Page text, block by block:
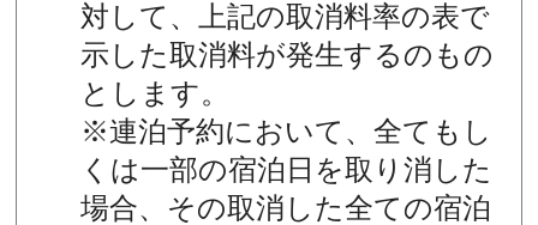
対して、上記の取消料率の表で
示した取消料が発生するのもの
とします。
※連泊予約において、全てもし
くは一部の宿泊日を取り消した
場合、その取消した全ての宿泊